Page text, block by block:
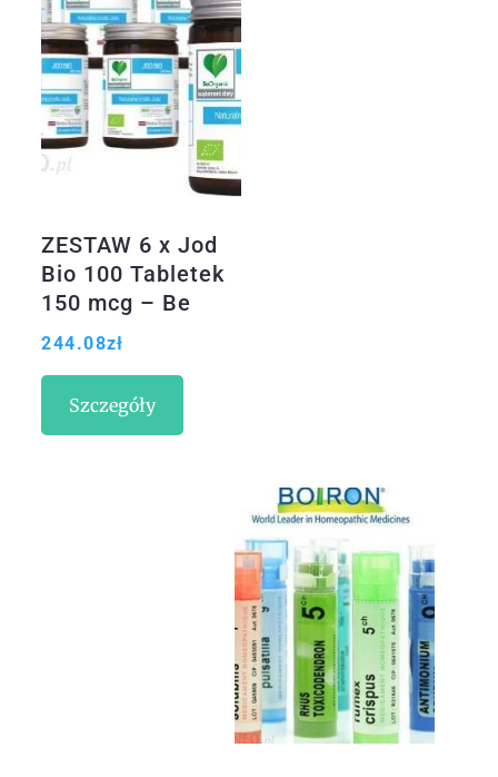
ZESTAW 6 x Jod
Bio 100 Tabletek
150 mcg – Be
Organic
244.08zł
Szczegóły